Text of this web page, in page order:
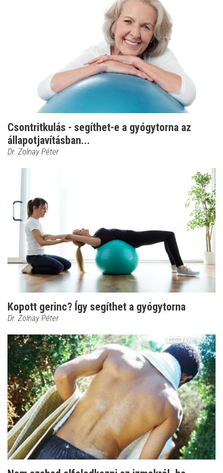
Csontritkulás - segíthet-e a gyógytorna az
állapotjavításban...
Dr. Zolnay Péter
Kopott gerinc? Így segíthet a gyógytorna
Dr. Zolnay Péter